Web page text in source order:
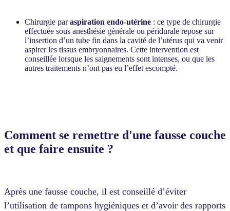
Chirurgie paraspiration endo-utérine : ce type de chirurgie
effectuée sous anesthésie générale ou péridurale repose sur
l’insertion d’un tube fin dans la cavité de l’utérus qui va venir
aspirer les tissus embryonnaires. Cette intervention est
conseillée lorsque les saignements sont intenses, ou que les
autres traitements n’ont pas eu l’effet escompté.
Comment se remettre d'une fausse couche
et que faire ensuite ?
Après une fausse couche, il est conseillé d’éviter
l’utilisation de tampons hygiéniques et d’avoir des rapports